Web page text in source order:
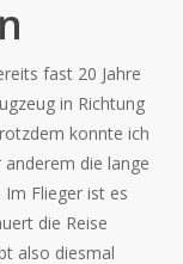
fast 20 Jahre
in Richtung
konnte ich
die lange
Flieger ist es
die Reise
also diesmal